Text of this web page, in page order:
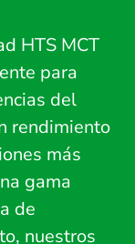
HTS MCT
para
del
rendimiento
más
gama
de
nuestros